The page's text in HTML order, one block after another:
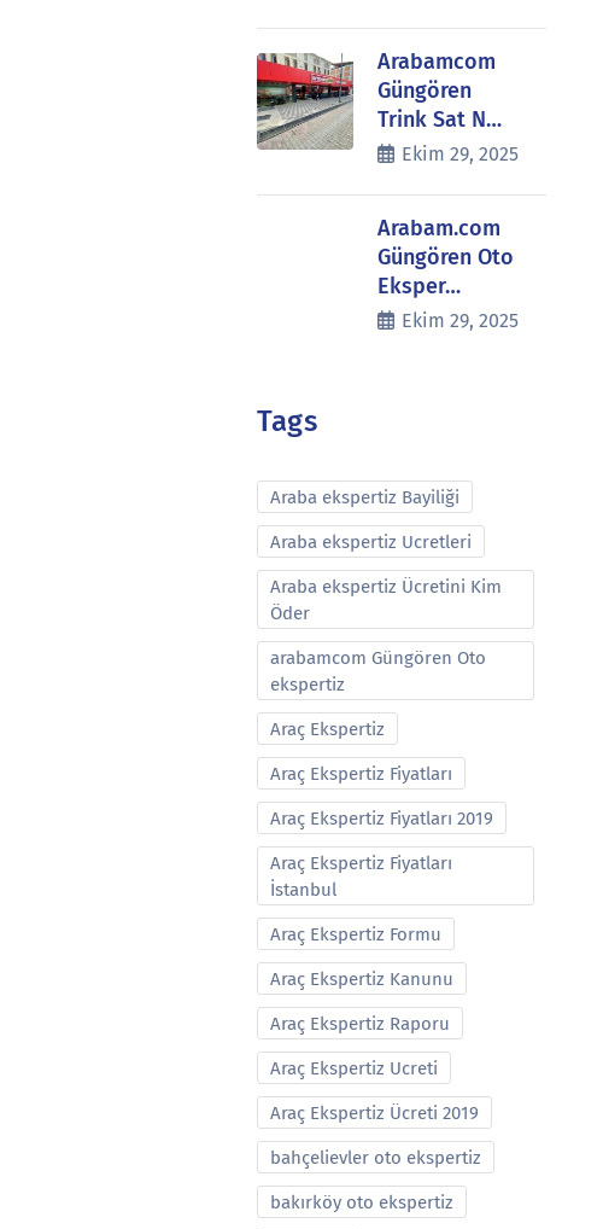
Arabamcom
Güngören
Trink Sat N…
Ekim 29, 2025
Arabam.com
Güngören Oto
Eksper…
Ekim 29, 2025
Tags
Araba ekspertiz Bayiliği
Araba ekspertiz Ucretleri
Araba ekspertiz Ücretini Kim
Öder
arabamcom Güngören Oto
ekspertiz
Araç Ekspertiz
Araç Ekspertiz Fiyatları
Araç Ekspertiz Fiyatları 2019
Araç Ekspertiz Fiyatları
İstanbul
Araç Ekspertiz Formu
Araç Ekspertiz Kanunu
Araç Ekspertiz Raporu
Araç Ekspertiz Ucreti
Araç Ekspertiz Ücreti 2019
bahçelievler oto ekspertiz
bakırköy oto ekspertiz